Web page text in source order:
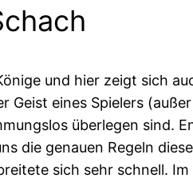
und hier zeigt sich
Geist eines Spielers
überlegen sind.
die genauen Regeln
sich sehr schnell.